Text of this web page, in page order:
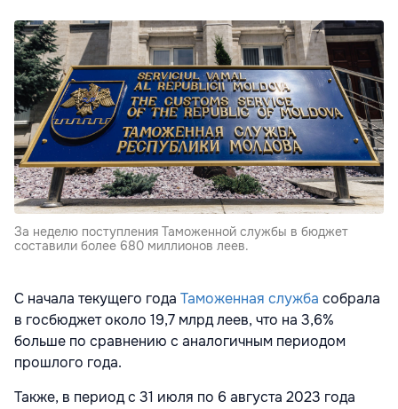
За неделю поступления Таможенной службы в бюджет
составили более 680 миллионов леев.
С начала текущего года Таможенная служба собрала
в госбюджет около 19,7 млрд леев, что на 3,6%
больше по сравнению с аналогичным периодом
прошлого года.
Также, в период с 31 июля по 6 августа 2023 года